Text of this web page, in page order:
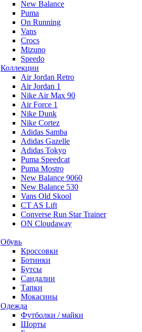
New Balance
Puma
On Running
Vans
Crocs
Mizuno
Speedo
Коллекции
Air Jordan Retro
Air Jordan 1
Nike Air Max 90
Air Force 1
Nike Dunk
Nike Cortez
Adidas Samba
Adidas Gazelle
Adidas Tokyo
Puma Speedcat
Puma Mostro
New Balance 9060
New Balance 530
Vans Old Skool
CT AS Lift
Converse Run Star Trainer
ON Cloudaway
Обувь
Кроссовки
Ботинки
Бутсы
Сандалии
Тапки
Мокасины
Одежда
Футболки / майки
Шорты